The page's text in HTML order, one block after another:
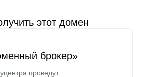
этот домен
брокер»
проведут